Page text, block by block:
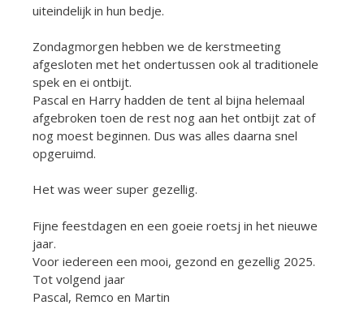
uiteindelijk in hun bedje.
Zondagmorgen hebben we de kerstmeeting
afgesloten met het ondertussen ook al traditionele
spek en ei ontbijt.
Pascal en Harry hadden de tent al bijna helemaal
afgebroken toen de rest nog aan het ontbijt zat of
nog moest beginnen. Dus was alles daarna snel
opgeruimd.
Het was weer super gezellig.
Fijne feestdagen en een goeie roetsj in het nieuwe
jaar.
Voor iedereen een mooi, gezond en gezellig 2025.
Tot volgend jaar
Pascal, Remco en Martin